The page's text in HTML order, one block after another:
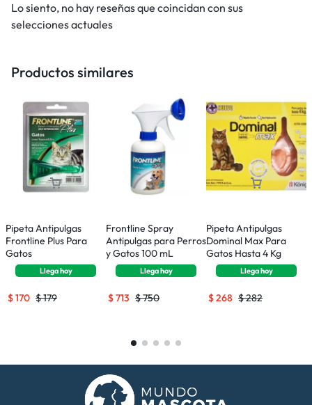
Lo siento, no hay reseñas que coincidan con sus
selecciones actuales
Productos similares
Pipeta Antipulgas
Frontline Plus Para
Gatos
Llegahoy
$179
$170
Frontline Spray
Antipulgas para Perros
y Gatos 100 mL
Llegahoy
$750
$713
Pipeta Antipulgas
Dominal Max Para
Gatos Hasta 4 Kg
Llegahoy
$282
$268